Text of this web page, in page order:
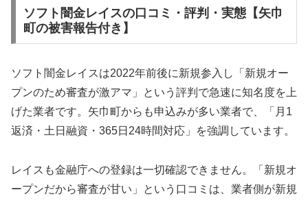
ソフト闇金レイスの口コミ・評判・実態【矢巾
町の被害報告付き】
ソフト闇金レイスは2022年前後に新規参入し「新規オー
プンのため審査が激アマ」という評判で急速に知名度を上
げた業者です。矢巾町からも申込みが多い業者で、「月1
返済・土日融資・365日24時間対応」を強調しています。
レイスも金融庁への登録は一切確認できません。「新規オ
ープンだから審査が甘い」という口コミは、業者側が新規